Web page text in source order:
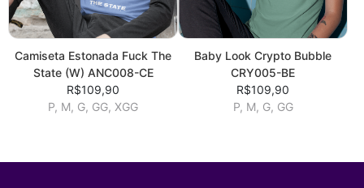
Camiseta Estonada Fuck The
State (W) ANC008-CE
R$109,90
P, M, G, GG, XGG
Baby Look Crypto Bubble
CRY005-BE
R$109,90
P, M, G, GG